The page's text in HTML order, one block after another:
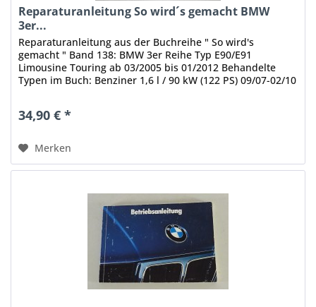
Reparaturanleitung So wird´s gemacht BMW
3er...
Reparaturanleitung aus der Buchreihe " So wird's
gemacht " Band 138: BMW 3er Reihe Typ E90/E91
Limousine Touring ab 03/2005 bis 01/2012 Behandelte
Typen im Buch: Benziner 1,6 l / 90 kW (122 PS) 09/07-02/10
34,90 € *
Merken